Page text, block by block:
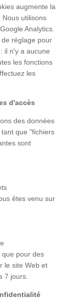
augmente la
Nous utilisons
Analytics.
réglage pour
il n'y a aucune
les fonctions
les
d'accès
des données
que "fichiers
sont
êtes venu sur
que pour des
le site Web et
7 jours.